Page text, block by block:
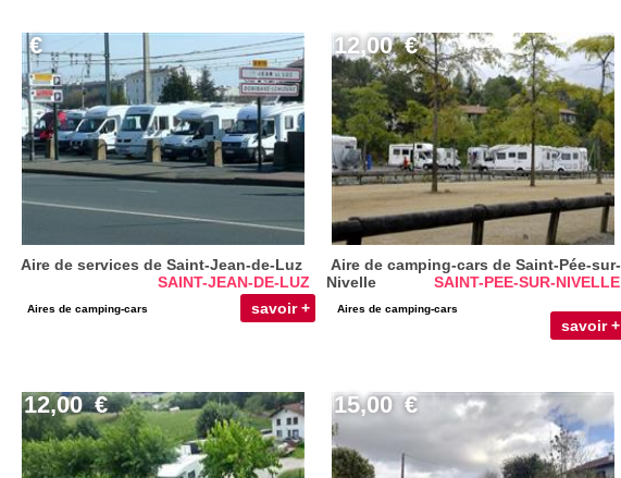
€
Aire de services de Saint-Jean-de-Luz
SAINT-JEAN-DE-LUZ
Aires de camping-cars savoir +
12,00 €
Aire de camping-cars de Saint-Pée-sur-
Nivelle
SAINT-PEE-SUR-NIVELLE
Aires de camping-cars
savoir +
12,00 € 15,00 €